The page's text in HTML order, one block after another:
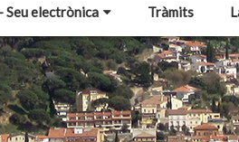
Seu electrònica Tràmits